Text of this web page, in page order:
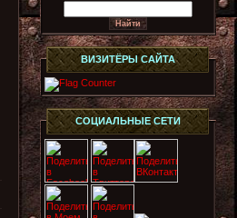
ВИЗИТЁРЫ САЙТА
СОЦИАЛЬНЫЕ СЕТИ